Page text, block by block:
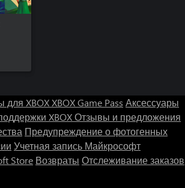
для XBOXXBOX Game Pass Аксессуары
XBOXОтзывы и предложения
Предупреждение о фотогенных
Учетная запись Майкрософт
Store Возвраты Отслеживание заказов